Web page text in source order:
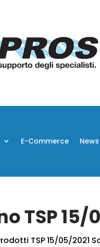
E-Commerce News
TSP 15/
TSP 15/05/2021